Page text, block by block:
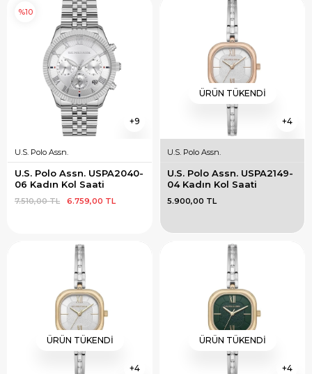
9
U.S. Polo Assn.
U.S. Polo Assn. USPA2040-
06 Kadın Kol Saati
6.759,00 TL
7.510,00 TL
%10
4
ÜRÜN TÜKENDI
U.S. Polo Assn.
U.S. Polo Assn. USPA2149-
04 Kadın Kol Saati
5.900,00 TL
4
ÜRÜN TÜKENDI
4
ÜRÜN TÜKENDI